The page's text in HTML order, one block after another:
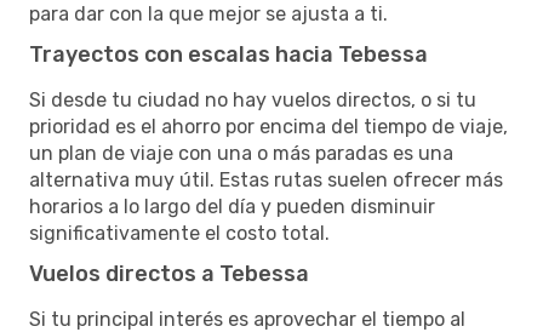
para dar con la que mejor se ajusta a ti.
Trayectos con escalas hacia Tebessa
Si desde tu ciudad no hay vuelos directos, o si tu
prioridad es el ahorro por encima del tiempo de viaje,
un plan de viaje con una o más paradas es una
alternativa muy útil. Estas rutas suelen ofrecer más
horarios a lo largo del día y pueden disminuir
significativamente el costo total.
Vuelos directos a Tebessa
Si tu principal interés es aprovechar el tiempo al